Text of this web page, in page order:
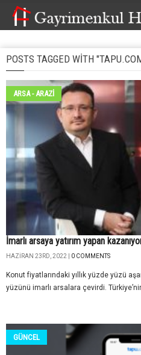
POSTS TAGGED WITH
ARSA - ARAZİ
İmarlı arsaya yatırım yapan
HAZIRAN 23RD, 2022 | 0 COMMENTS
Konut fiyatlarındaki yıllık yüzde yüzü
yüzünü imarlı arsalara çevirdi.
GÜNCEL